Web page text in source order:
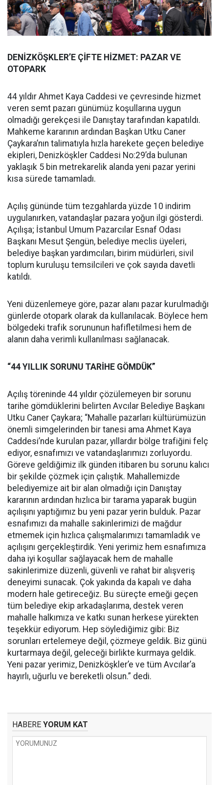
DENİZKÖŞKLER’E ÇİFTE HİZMET: PAZAR VE
OTOPARK
44 yıldır Ahmet Kaya Caddesi ve çevresinde hizmet
veren semt pazarı günümüz koşullarına uygun
olmadığı gerekçesi ile Danıştay tarafından kapatıldı.
Mahkeme kararının ardından Başkan Utku Caner
Çaykara’nın talimatıyla hızla harekete geçen belediye
ekipleri, Denizköşkler Caddesi No:29’da bulunan
yaklaşık 5 bin metrekarelik alanda yeni pazar yerini
kısa sürede tamamladı.
Açılış gününde tüm tezgahlarda yüzde 10 indirim
uygulanırken, vatandaşlar pazara yoğun ilgi gösterdi.
Açılışa; İstanbul Umum Pazarcılar Esnaf Odası
Başkanı Mesut Şengün, belediye meclis üyeleri,
belediye başkan yardımcıları, birim müdürleri, sivil
toplum kuruluşu temsilcileri ve çok sayıda davetli
katıldı.
Yeni düzenlemeye göre, pazar alanı pazar kurulmadığı
günlerde otopark olarak da kullanılacak. Böylece hem
bölgedeki trafik sorununun hafifletilmesi hem de
alanın daha verimli kullanılması sağlanacak.
“44 YILLIK SORUNU TARİHE GÖMDÜK”
Açılış töreninde 44 yıldır çözülemeyen bir sorunu
tarihe gömdüklerini belirten Avcılar Belediye Başkanı
Utku Caner Çaykara; “Mahalle pazarları kültürümüzün
önemli simgelerinden bir tanesi ama Ahmet Kaya
Caddesi’nde kurulan pazar, yıllardır bölge trafiğini felç
ediyor, esnafımızı ve vatandaşlarımızı zorluyordu.
Göreve geldiğimiz ilk günden itibaren bu sorunu kalıcı
bir şekilde çözmek için çalıştık. Mahallemizde
belediyemize ait bir alan olmadığı için Danıştay
kararının ardından hızlıca bir tarama yaparak bugün
açılışını yaptığımız bu yeni pazar yerin bulduk. Pazar
esnafımızı da mahalle sakinlerimizi de mağdur
etmemek için hızlıca çalışmalarımızı tamamladık ve
açılışını gerçekleştirdik. Yeni yerimiz hem esnafımıza
daha iyi koşullar sağlayacak hem de mahalle
sakinlerimize düzenli, güvenli ve rahat bir alışveriş
deneyimi sunacak. Çok yakında da kapalı ve daha
modern hale getireceğiz. Bu süreçte emeği geçen
tüm belediye ekip arkadaşlarıma, destek veren
mahalle halkımıza ve katkı sunan herkese yürekten
teşekkür ediyorum. Hep söylediğimiz gibi: Biz
sorunları ertelemeye değil, çözmeye geldik. Biz günü
kurtarmaya değil, geleceği birlikte kurmaya geldik.
Yeni pazar yerimiz, Denizköşkler’e ve tüm Avcılar’a
hayırlı, uğurlu ve bereketli olsun.” dedi.
HABERE YORUM KAT